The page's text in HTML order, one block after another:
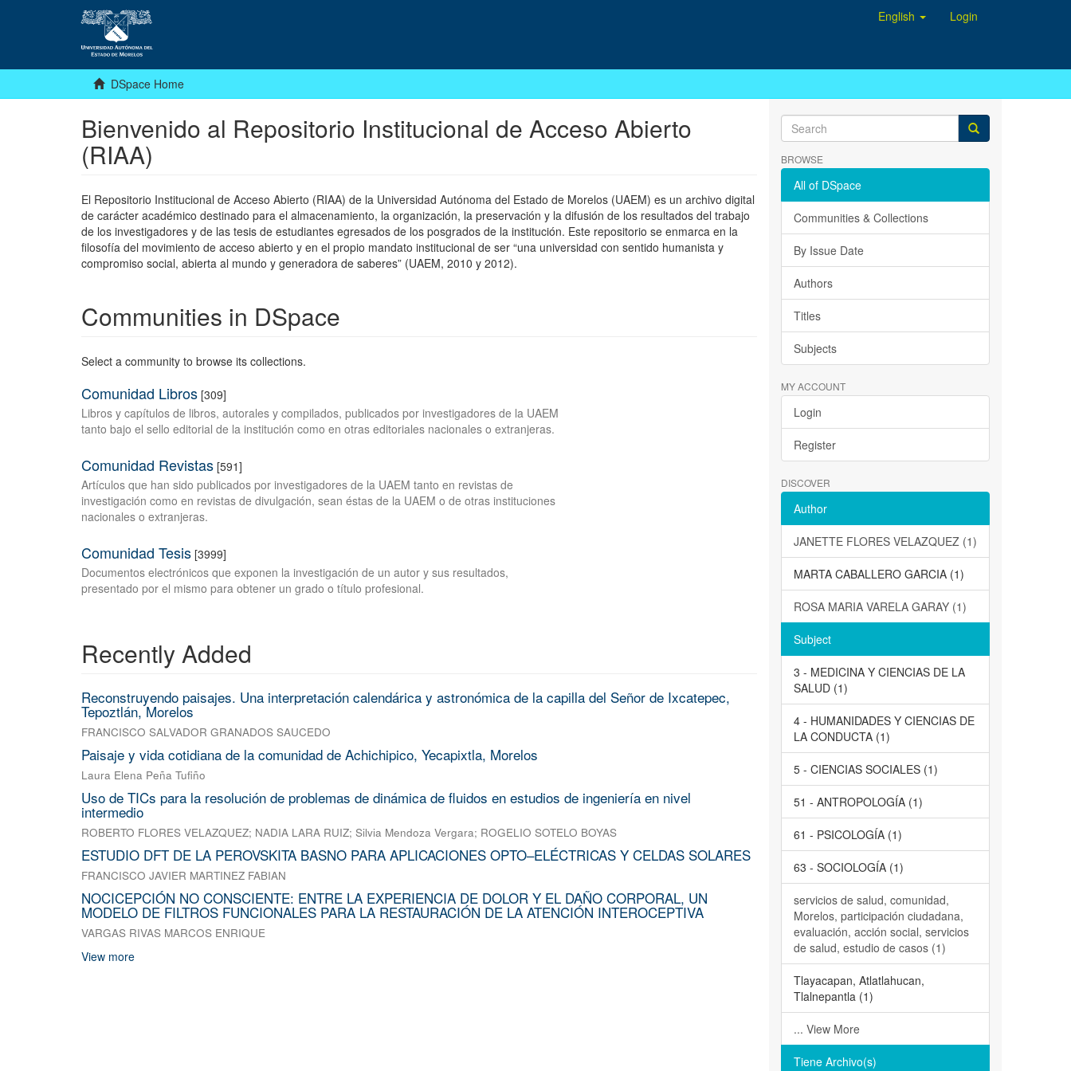
English Login
DSpace Home
Bienvenido al Repositorio Institucional de Acceso Abierto
(RIAA)
El Repositorio Institucional de Acceso Abierto (RIAA) de la Universidad Autónoma del Estado de Morelos (UAEM) es un archivo digital
de carácter académico destinado para el almacenamiento, la organización, la preservación y la difusión de los resultados del trabajo
de los investigadores y de las tesis de estudiantes egresados de los posgrados de la institución. Este repositorio se enmarca en la
filosofía del movimiento de acceso abierto y en el propio mandato institucional de ser “una universidad con sentido humanista y
compromiso social, abierta al mundo y generadora de saberes” (UAEM, 2010 y 2012).
Communities in DSpace
Select a community to browse its collections.
Comunidad Libros [309]
Libros y capítulos de libros, autorales y compilados, publicados por investigadores de la UAEM
tanto bajo el sello editorial de la institución como en otras editoriales nacionales o extranjeras.
Comunidad Revistas [591]
Artículos que han sido publicados por investigadores de la UAEM tanto en revistas de
investigación como en revistas de divulgación, sean éstas de la UAEM o de otras instituciones
nacionales o extranjeras.
Comunidad Tesis [3999]
Documentos electrónicos que exponen la investigación de un autor y sus resultados,
presentado por el mismo para obtener un grado o título profesional.
Recently Added
Reconstruyendo paisajes. Una interpretación calendárica y astronómica de la capilla del Señor de Ixcatepec,
Tepoztlán, Morelos
FRANCISCO SALVADOR GRANADOS SAUCEDO
Paisaje y vida cotidiana de la comunidad de Achichipico, Yecapixtla, Morelos
Laura Elena Peña Tufiño
Uso de TICs para la resolución de problemas de dinámica de fluidos en estudios de ingeniería en nivel
intermedio
ROBERTO FLORES VELAZQUEZ; NADIA LARA RUIZ; Silvia Mendoza Vergara; ROGELIO SOTELO BOYAS
ESTUDIO DFT DE LA PEROVSKITA BASNO PARA APLICACIONES OPTO–ELÉCTRICAS Y CELDAS SOLARES
FRANCISCO JAVIER MARTINEZ FABIAN
NOCICEPCIÓN NO CONSCIENTE: ENTRE LA EXPERIENCIA DE DOLOR Y EL DAÑO CORPORAL, UN
MODELO DE FILTROS FUNCIONALES PARA LA RESTAURACIÓN DE LA ATENCIÓN INTEROCEPTIVA
VARGAS RIVAS MARCOS ENRIQUE
View more
BROWSE
All of DSpace
Communities & Collections
By Issue Date
Authors
Titles
Subjects
MY ACCOUNT
Login
Register
DISCOVER
Author
JANETTE FLORES VELAZQUEZ (1)
MARTA CABALLERO GARCIA (1)
ROSA MARIA VARELA GARAY (1)
Subject
3 - MEDICINA Y CIENCIAS DE LA
SALUD (1)
4 - HUMANIDADES Y CIENCIAS DE
LA CONDUCTA (1)
5 - CIENCIAS SOCIALES (1)
51 - ANTROPOLOGÍA (1)
61 - PSICOLOGÍA (1)
63 - SOCIOLOGÍA (1)
servicios de salud, comunidad,
Morelos, participación ciudadana,
evaluación, acción social, servicios
de salud, estudio de casos (1)
Tlayacapan, Atlatlahucan,
Tlalnepantla (1)
... View More
Tiene Archivo(s)